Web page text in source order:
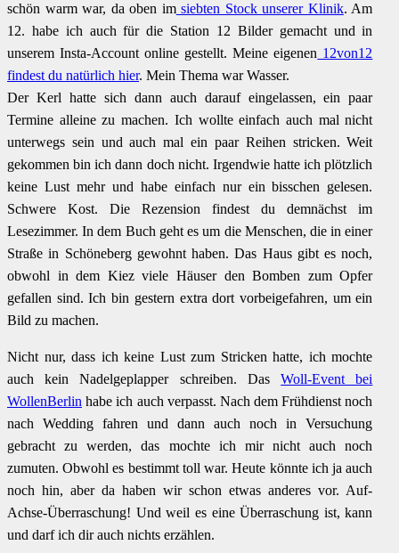
schön warm war, da oben imsiebten Stock unserer Klinik. Am
12. habe ich auch für die Station 12 Bilder gemacht und in
unserem Insta-Account online gestellt. Meine eigenen 12von12
findest du natürlich hier. Mein Thema war Wasser.
Der Kerl hatte sich dann auch darauf eingelassen, ein paar
Termine alleine zu machen. Ich wollte einfach auch mal nicht
unterwegs sein und auch mal ein paar Reihen stricken. Weit
gekommen bin ich dann doch nicht. Irgendwie hatte ich plötzlich
keine Lust mehr und habe einfach nur ein bisschen gelesen.
Schwere Kost. Die Rezension findest du demnächst im
Lesezimmer. In dem Buch geht es um die Menschen, die in einer
Straße in Schöneberg gewohnt haben. Das Haus gibt es noch,
obwohl in dem Kiez viele Häuser den Bomben zum Opfer
gefallen sind. Ich bin gestern extra dort vorbeigefahren, um ein
Bild zu machen.
Nicht nur, dass ich keine Lust zum Stricken hatte, ich mochte
auch kein Nadelgeplapper schreiben. DasWoll-Event bei
WollenBerlin habe ich auch verpasst. Nach dem Frühdienst noch
nach Wedding fahren und dann auch noch in Versuchung
gebracht zu werden, das mochte ich mir nicht auch noch
zumuten. Obwohl es bestimmt toll war. Heute könnte ich ja auch
noch hin, aber da haben wir schon etwas anderes vor. Auf-
Achse-Überraschung! Und weil es eine Überraschung ist, kann
und darf ich dir auch nichts erzählen.